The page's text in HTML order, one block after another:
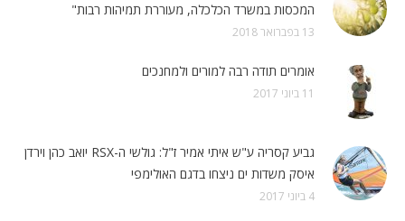
המכסות במשרד הכלכלה, מעוררת תמיהות רבות"
13 בפברואר 2018
אומרים תודה רבה למורים ולמחנכים
11 ביוני 2017
גביע קסריה ע"ש איתי אמיר ז"ל: גולשי ה-RSX יואב כהן וירדן
איסק משדות ים ניצחו בדגם האולימפי
4 ביוני 2017